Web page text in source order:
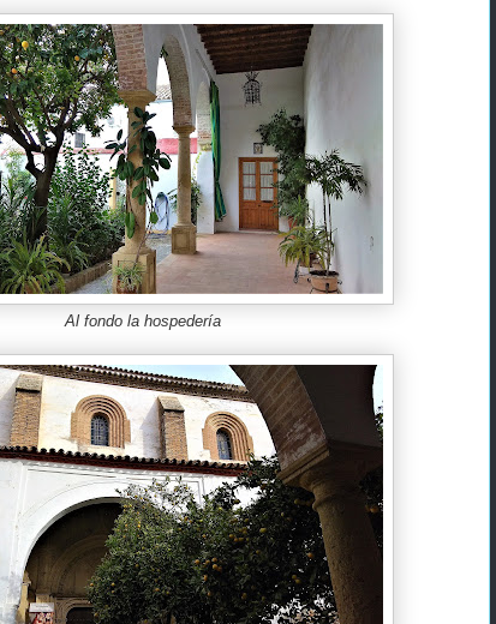
Al fondo la hospedería